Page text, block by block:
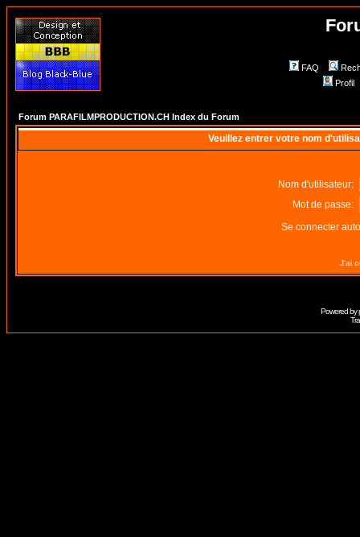
FAQ
Profil
Forum PARAFILMPRODUCTION.CH Index du Forum
Veuillez entrer votre nom
Nom d'utilisateur:
Mot de passe:
Se connecter
J'ai
Powered by